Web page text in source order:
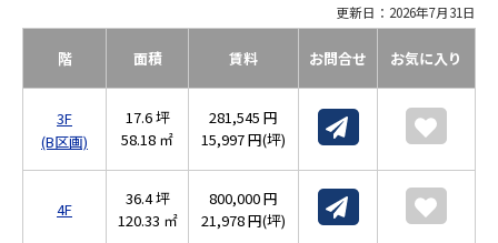
更新日：2026年7月31日
階 面積 賃料 お問合せ お気に入り
3F
(B区画)
17.6 坪
58.18 ㎡
281,545 円
15,997 円(坪)
4F
36.4 坪
120.33 ㎡
800,000 円
21,978 円(坪)